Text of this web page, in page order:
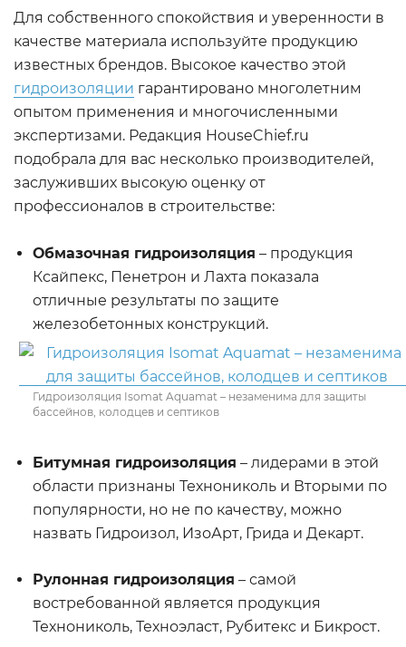
Для собственного спокойствия и уверенности в
качестве материала используйте продукцию
известных брендов. Высокое качество этой
гидроизоляции гарантировано многолетним
опытом применения и многочисленными
экспертизами. Редакция HouseChief.ru
подобрала для вас несколько производителей,
заслуживших высокую оценку от
профессионалов в строительстве:
Обмазочная гидроизоляция – продукция
Ксайпекс, Пенетрон и Лахта показала
отличные результаты по защите
железобетонных конструкций.
Гидроизоляция Isomat Aquamat – незаменима для защиты
бассейнов, колодцев и септиков
Битумная гидроизоляция – лидерами в этой
области признаны Технониколь и Вторыми по
популярности, но не по качеству, можно
назвать Гидроизол, ИзоАрт, Грида и Декарт.
Рулонная гидроизоляция – самой
востребованной является продукция
Технониколь, Техноэласт, Рубитекс и Бикрост.